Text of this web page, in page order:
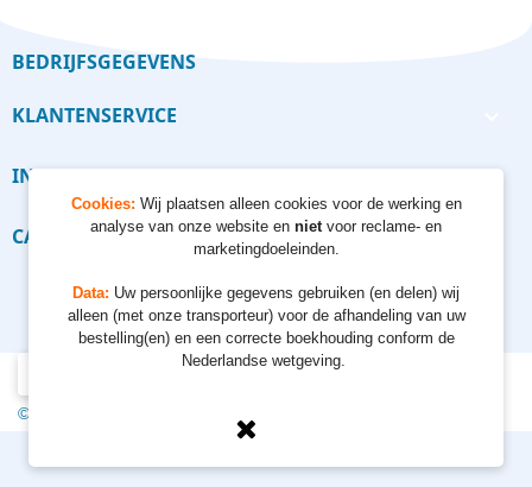
BEDRIJFSGEGEVENS
KLANTENSERVICE
INFORMATIE 
CALCULATORS
Cookies: Wij plaatsen alleen cookies voor de werking en
analyse van onze website en nietvoor reclame- en
marketingdoeleinden.
Data: Uw persoonlijke gegevens gebruiken (en delen) wij
alleen (met onze transporteur) voor de afhandeling van uw
bestelling(en) en een correcte boekhouding conform de
Nederlandse wetgeving.
© 2012 - 2026 Kempkes Waterpompen